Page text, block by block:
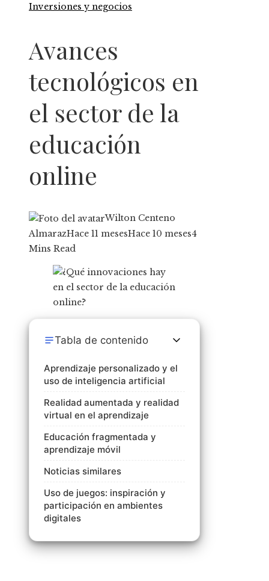
Inversiones y negocios
Avances
tecnológicos en
el sector de la
educación
online
Wilton Centeno
AlmarazHace 11 mesesHace 10 meses4
Mins Read
Tabla de contenido
Aprendizaje personalizado y el
uso de inteligencia artificial
Realidad aumentada y realidad
virtual en el aprendizaje
Educación fragmentada y
aprendizaje móvil
Noticias similares
Uso de juegos: inspiración y
participación en ambientes
digitales